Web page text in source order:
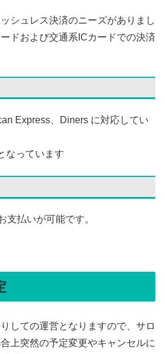
シュレス決済のニーズがありまし
ドおよび交通系ICカードでの決済
Express、Diners に対応してい
なっています
支払いが可能です。
しての運営となりますので、サロ
上突然の予定変更やキャンセルに